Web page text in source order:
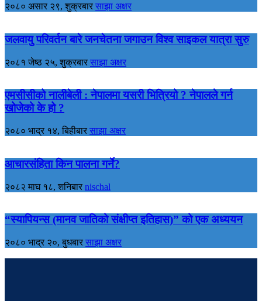
२०८० असार २९, शुक्रबार साझा अक्षर
जलवायु परिवर्तन बारे जनचेतना जगाउन विश्व साइकल यात्रा सुरु
२०८१ जेष्ठ २५, शुक्रबार साझा अक्षर
एमसीसीको नालीबेली : नेपालमा यसरी भित्रियो ? नेपालले गर्न
खोजेको के हो ?
२०८० भाद्र १४, बिहीबार साझा अक्षर
आचारसंहिता किन पालना गर्ने?
२०८२ माघ १८, शनिबार nischal
“स्यापियन्स (मानव जातिको संक्षीप्त इतिहास)” को एक अध्ययन
२०८० भाद्र २०, बुधबार साझा अक्षर